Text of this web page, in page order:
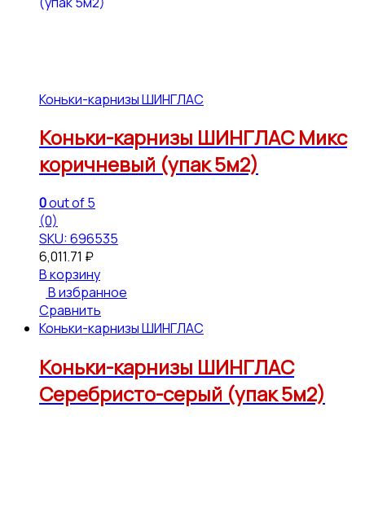
Коньки-карнизы ШИНГЛАС
Коньки-карнизы ШИНГЛАС Микс
коричневый (упак 5м2)
0out of 5
(0)
SKU: 696535
6,011.71 ₽
В корзину
В избранное
Сравнить
Коньки-карнизы ШИНГЛАС
Коньки-карнизы ШИНГЛАС
Серебристо-серый (упак 5м2)